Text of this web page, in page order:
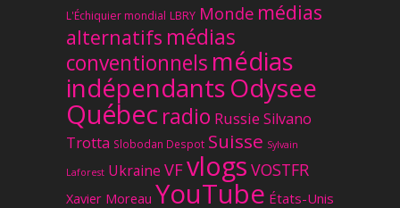
L'Échiquier mondial LBRY Monde médias
alternatifs médias
conventionnels médias
indépendantsOdysee
Québec radio Russie Silvano
Trotta Slobodan Despot Suisse Sylvain
Laforest Ukraine VFvlogs VOSTFR
Xavier Moreau YouTube États-Unis